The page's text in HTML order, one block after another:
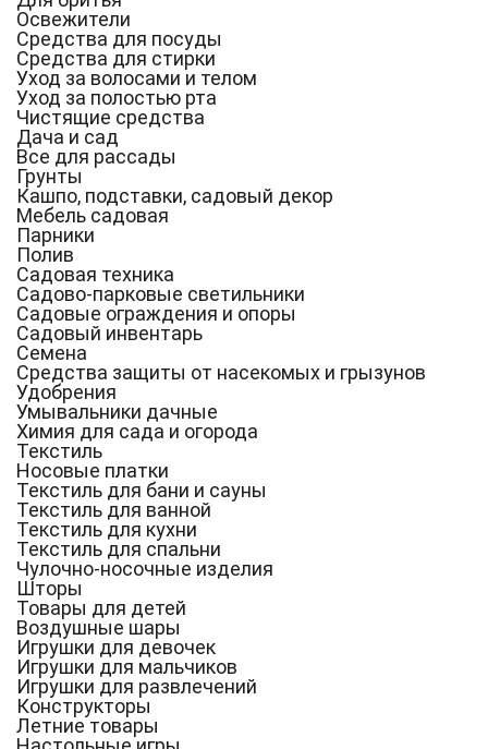
Освежители
Средства для посуды
Средства для стирки
Уход за волосами и телом
Уход за полостью рта
Чистящие средства
Дача и сад
Все для рассады
Грунты
Кашпо, подставки, садовый декор
Мебель садовая
Парники
Полив
Садовая техника
Садово-парковые светильники
Садовые ограждения и опоры
Садовый инвентарь
Семена
Средства защиты от насекомых и грызунов
Удобрения
Умывальники дачные
Химия для сада и огорода
Текстиль
Носовые платки
Текстиль для бани и сауны
Текстиль для ванной
Текстиль для кухни
Текстиль для спальни
Чулочно-носочные изделия
Шторы
Товары для детей
Воздушные шары
Игрушки для девочек
Игрушки для мальчиков
Игрушки для развлечений
Конструкторы
Летние товары